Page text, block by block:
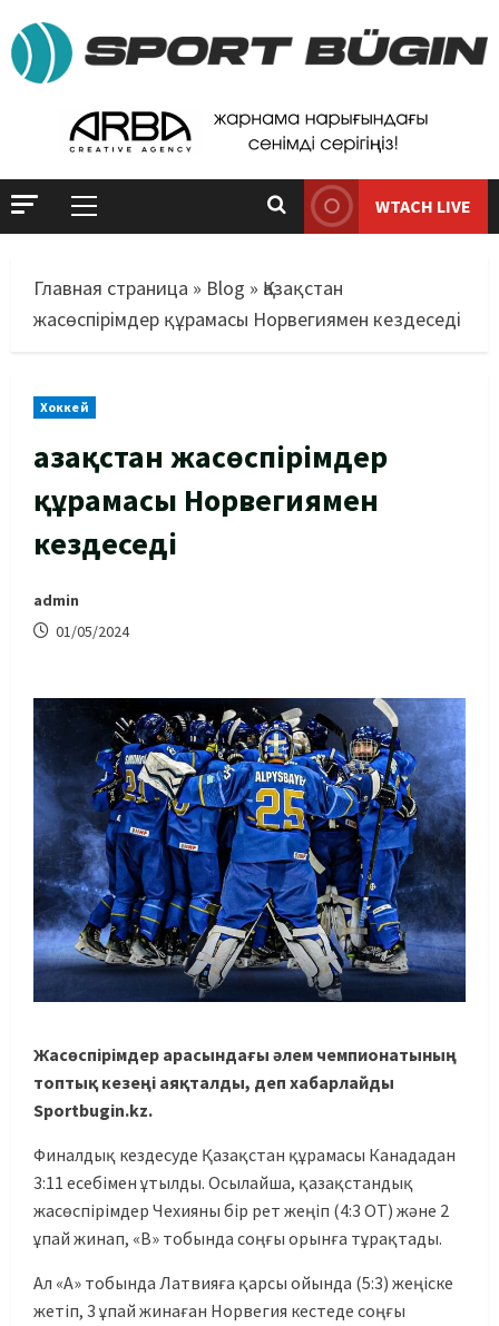
WTACH LIVE
Главная страница » Blog » Қазақстан
жасөспірімдер құрамасы Норвегиямен кездеседі
Хоккей
Қазақстан жасөспірімдер
құрамасы Норвегиямен
кездеседі
admin
01/05/2024
Жасөспірімдер арасындағы әлем чемпионатының
топтық кезеңі аяқталды, деп хабарлайды
Sportbugin.kz.
Финалдық кездесуде Қазақстан құрамасы Канададан
3:11 есебімен ұтылды. Осылайша, қазақстандық
жасөспірімдер Чехияны бір рет жеңіп (4:3 ОТ) және 2
ұпай жинап, «В» тобында соңғы орынға тұрақтады.
Ал «А» тобында Латвияға қарсы ойында (5:3) жеңіске
жетіп, 3 ұпай жинаған Норвегия кестеде соңғы